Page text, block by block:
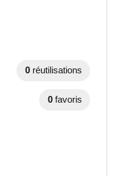
0 réutilisations
0 favoris